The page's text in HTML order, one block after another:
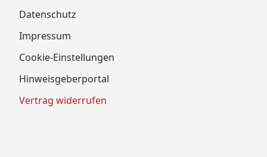
Datenschutz
Impressum
Cookie-Einstellungen
Hinweisgeberportal
Vertrag widerrufen